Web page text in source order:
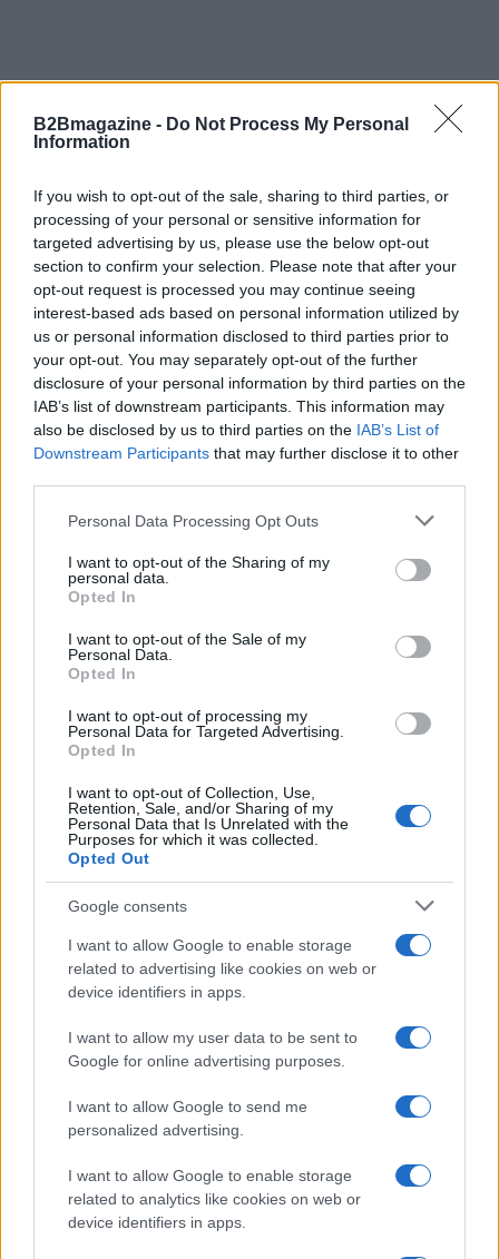
B2Bmagazine - Do Not Process My Personal
Information
If you wish to opt-out of the sale, sharing to third parties, or
processing of your personal or sensitive information for
targeted advertising by us, please use the below opt-out
section to confirm your selection. Please note that after your
opt-out request is processed you may continue seeing
interest-based ads based on personal information utilized by
us or personal information disclosed to third parties prior to
your opt-out. You may separately opt-out of the further
disclosure of your personal information by third parties on the
IAB’s list of downstream participants. This information may
also be disclosed by us to third parties on the IAB’s List of
Downstream Participants that may further disclose it to other
Please note that this website/app uses one or more Google
not limited to your visit or usage behaviour. You may click to
grant or deny consent to Google and its third-party tags to
use your data for below specified purposes in below Google
consent section.
Personal Data Processing Opt Outs
I want to opt-out of the Sharing of my
personal data.
Opted In
I want to opt-out of the Sale of my
Personal Data.
Opted In
I want to opt-out of processing my
Personal Data for Targeted Advertising.
Opted In
I want to opt-out of Collection, Use,
Retention, Sale, and/or Sharing of my
Personal Data that Is Unrelated with the
Purposes for which it was collected.
Opted Out
Google consents
I want to allow Google to enable storage
related to advertising like cookies on web or
device identifiers in apps.
I want to allow my user data to be sent to
Google for online advertising purposes.
I want to allow Google to send me
personalized advertising.
I want to allow Google to enable storage
related to analytics like cookies on web or
device identifiers in apps.
Linda Pellegrini
Linda Pellegrini ha raccontato da Genova il
processo di riconversione dell'ex area
portuale entrando in Comune per un'intervista
decisiva; è caporedattore con responsabilità
sulle rubriche storiche e propone in
redazione inchieste su memoria locale.
Laureata all'Università di Genova, conserva
un archivio di fotografie d'epoca della città.
Continua a leggere